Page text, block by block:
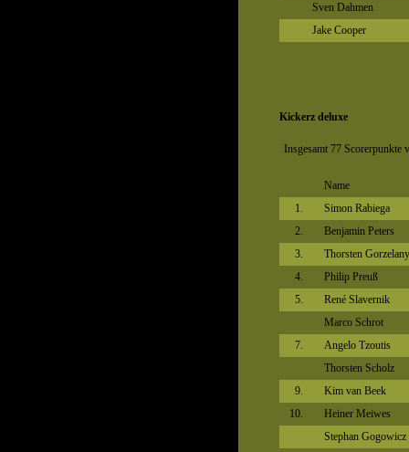
Sven Dahmen
Jake Cooper
Kickerz deluxe
Insgesamt 77 Scorerpunkte
Name
1.
Simon Rabiega
2.
Benjamin Peters
3.
Thorsten Gorzelany
4.
Philip Preuß
5.
René Slavernik
Marco Schrot
7.
Angelo Tzoutis
Thorsten Scholz
9.
Kim van Beek
10.
Heiner Meiwes
Stephan Gogowicz